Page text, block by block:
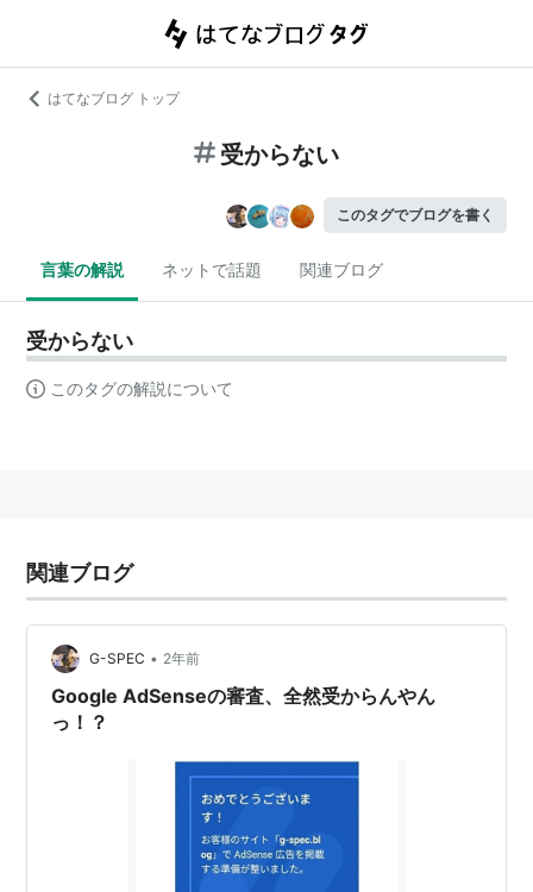
はてなブログ トップ
受からない
このタグでブログを書く
言葉の解説 ネットで話題 関連ブログ
受からない
このタグの解説について
関連ブログ
G-SPEC • 2年前
Google AdSenseの審査、全然受からんやん
っ！？